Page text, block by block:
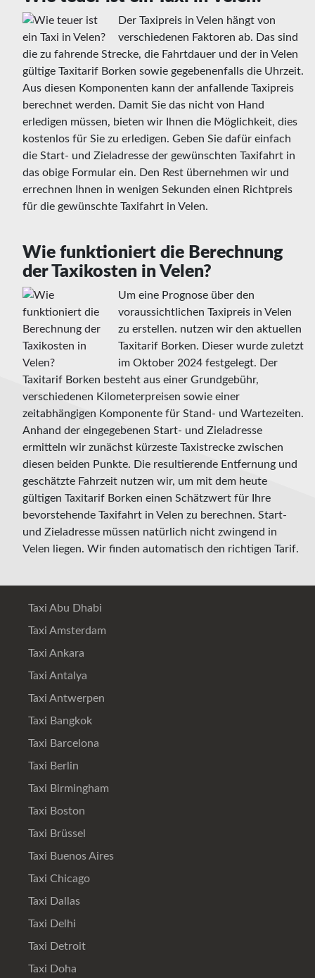
Der Taxipreis in Velen hängt von
verschiedenen Faktoren ab. Das sind
die zu fahrende Strecke, die Fahrtdauer und der in Velen
gültige Taxitarif Borken sowie gegebenenfalls die Uhrzeit.
Aus diesen Komponenten kann der anfallende Taxipreis
berechnet werden. Damit Sie das nicht von Hand
erledigen müssen, bieten wir Ihnen die Möglichkeit, dies
kostenlos für Sie zu erledigen. Geben Sie dafür einfach
die Start- und Zieladresse der gewünschten Taxifahrt in
das obige Formular ein. Den Rest übernehmen wir und
errechnen Ihnen in wenigen Sekunden einen Richtpreis
für die gewünschte Taxifahrt in Velen.
Wie funktioniert die Berechnung
der Taxikosten in Velen?
Um eine Prognose über den
voraussichtlichen Taxipreis in Velen
zu erstellen. nutzen wir den aktuellen
Taxitarif Borken. Dieser wurde zuletzt
im Oktober 2024 festgelegt. Der
Taxitarif Borken besteht aus einer Grundgebühr,
verschiedenen Kilometerpreisen sowie einer
zeitabhängigen Komponente für Stand- und Wartezeiten.
Anhand der eingegebenen Start- und Zieladresse
ermitteln wir zunächst kürzeste Taxistrecke zwischen
diesen beiden Punkte. Die resultierende Entfernung und
geschätzte Fahrzeit nutzen wir, um mit dem heute
gültigen Taxitarif Borken einen Schätzwert für Ihre
bevorstehende Taxifahrt in Velen zu berechnen. Start-
und Zieladresse müssen natürlich nicht zwingend in
Velen liegen. Wir finden automatisch den richtigen Tarif.
Taxi Abu Dhabi
Taxi Amsterdam
Taxi Ankara
Taxi Antalya
Taxi Antwerpen
Taxi Bangkok
Taxi Barcelona
Taxi Berlin
Taxi Birmingham
Taxi Boston
Taxi Brüssel
Taxi Buenos Aires
Taxi Chicago
Taxi Dallas
Taxi Delhi
Taxi Detroit
Taxi Doha